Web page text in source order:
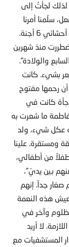
لذلك لجأتُ إلى
سلّمنا أمرنا
إلى الله وقررنا المضي بهذا الخيار، وحملتُ في أحشائي 6 أجنة.
منذ شهرين
والولادة”.
بشيء. كانت
رحمها مفتوح
كانت في
فاطمة ما شعرت به
عكل شيء، ولد
ومستقرة. علينا
من أطفالي،
بين يديّ”،
إنهم صغار جداً. إنهم
هذه النعمة
وآخر في
لا أريد
المستشفيات مع